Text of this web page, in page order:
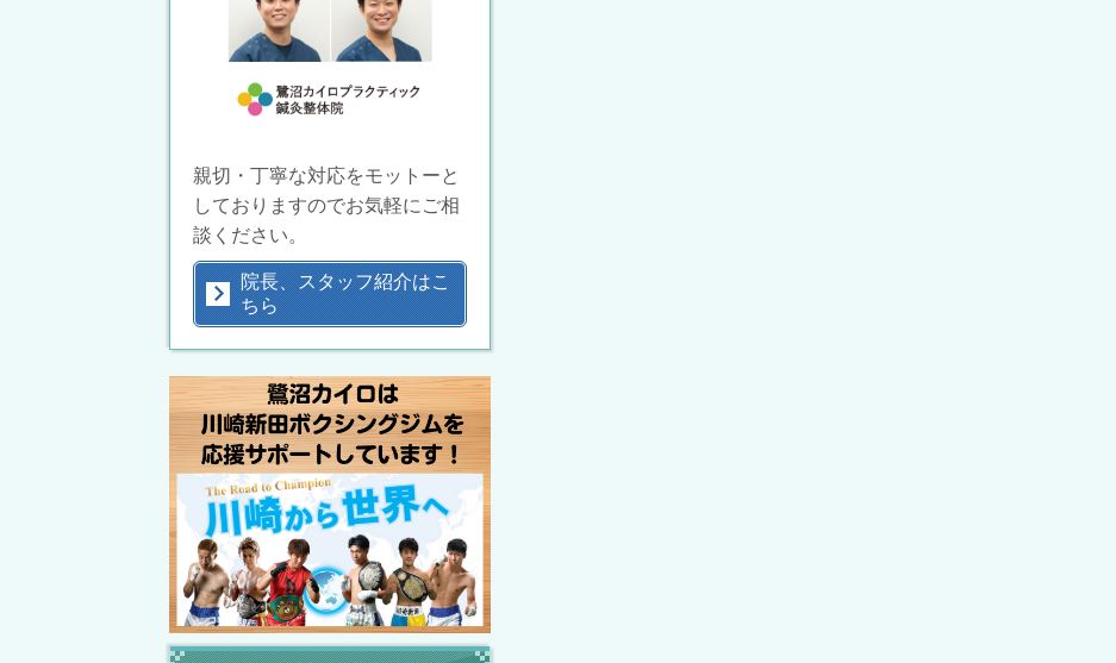
親切・丁寧な対応をモットーと
しておりますのでお気軽にご相
談ください。
院長、スタッフ紹介はこ
ちら